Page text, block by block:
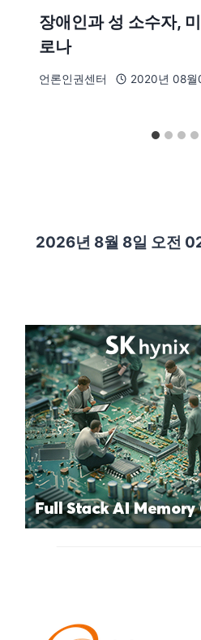
장애인과 성 소수자,
로나
언론인권센터 2020년 08월
2026년 8월 8일 오전